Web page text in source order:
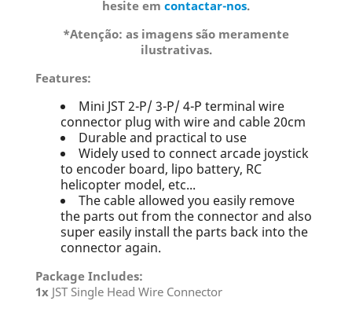
hesite em contactar-nos.
*Atenção: as imagens são meramente
ilustrativas.
Features:
Mini JST 2-P/ 3-P/ 4-P terminal wire
connector plug with wire and cable 20cm
Durable and practical to use
Widely used to connect arcade joystick
to encoder board, lipo battery, RC
helicopter model, etc...
The cable allowed you easily remove
the parts out from the connector and also
super easily install the parts back into the
connector again.
Package Includes:
1x JST Single Head Wire Connector